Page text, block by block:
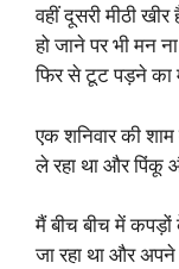
वहीं दूसरी मीठी
हो जाने पर भी मन
फिर से टूट पड़ने
एक शनिवार की
ले रहा था और पिंकू
मैं बीच बीच में
जा रहा था और अपने